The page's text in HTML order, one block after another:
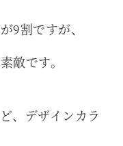
9割ですが、
敵です。
、デザインカラ